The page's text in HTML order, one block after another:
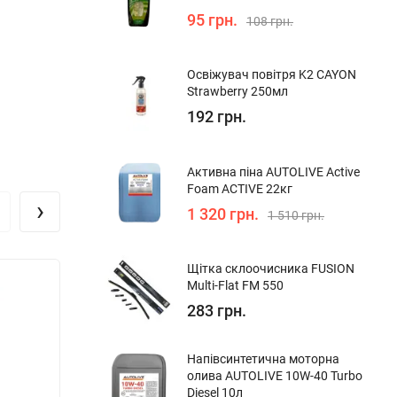
Знижка!
›
95 грн. 108 грн.
Освіжувач повітря K2 CAYON
Strawberry 250мл
192 грн.
Активна піна AUTOLIVE Active
Foam ACTIVE 22кг
1 320 грн. 1 510 грн.
Щітка склоочисника FUSION
Multi-Flat FM 550
283 грн.
Напівсинтетична моторна
олива AUTOLIVE 10W-40 Turbo
Diesel 10л